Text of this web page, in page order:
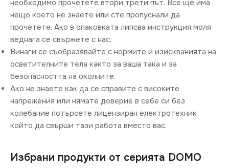
необходимо прочетете втори трети път. Все ще има
нещо което не знаете или сте пропуснали да
прочетете. Ако в опаковката липсва инструкция моля
веднага се свържете с нас.
Винаги се съобразявайте с нормите и изискванията на
осветителните тела както за ваша така и за
безопасността на околните.
Ако не знаете как да се справите с високите
напрежения или нямате доверие в себе си без
колебание потърсете лицензиран електротехник
който да свърши тази работа вместо вас.
Избрани продукти от серията DOMO